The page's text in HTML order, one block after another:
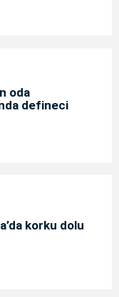
oda
defineci
korku dolu